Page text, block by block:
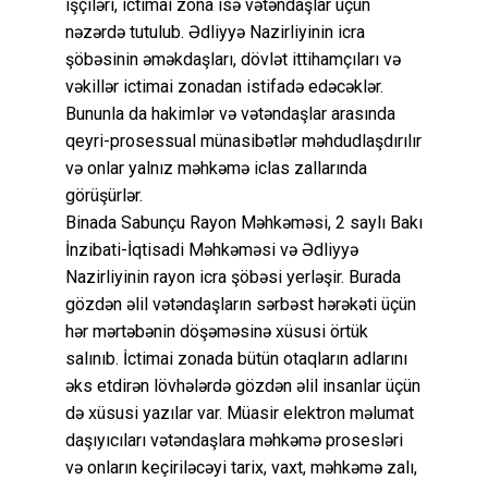
işçiləri, ictimai zona isə vətəndaşlar üçün
nəzərdə tutulub. Ədliyyə Nazirliyinin icra
şöbəsinin əməkdaşları, dövlət ittihamçıları və
vəkillər ictimai zonadan istifadə edəcəklər.
Bununla da hakimlər və vətəndaşlar arasında
qeyri-prosessual münasibətlər məhdudlaşdırılır
və onlar yalnız məhkəmə iclas zallarında
görüşürlər.
Binada Sabunçu Rayon Məhkəməsi, 2 saylı Bakı
İnzibati-İqtisadi Məhkəməsi və Ədliyyə
Nazirliyinin rayon icra şöbəsi yerləşir. Burada
gözdən əlil vətəndaşların sərbəst hərəkəti üçün
hər mərtəbənin döşəməsinə xüsusi örtük
salınıb. İctimai zonada bütün otaqların adlarını
əks etdirən lövhələrdə gözdən əlil insanlar üçün
də xüsusi yazılar var. Müasir elektron məlumat
daşıyıcıları vətəndaşlara məhkəmə prosesləri
və onların keçiriləcəyi tarix, vaxt, məhkəmə zalı,